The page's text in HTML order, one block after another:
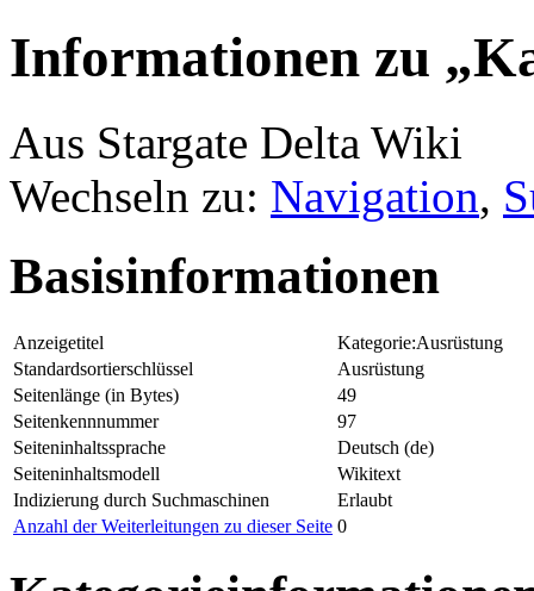
Informationen zu
Aus Stargate Delta Wiki
Wechseln zu: Navigation,
Basisinformationen
Anzeigetitel
Kategorie:Ausrüstung
Standardsortierschlüssel
Ausrüstung
Seitenlänge (in Bytes)
49
Seitenkennnummer
97
Seiteninhaltssprache
Deutsch (de)
Seiteninhaltsmodell
Wikitext
Indizierung durch Suchmaschinen
Erlaubt
Anzahl der Weiterleitungen zu dieser Seite 0